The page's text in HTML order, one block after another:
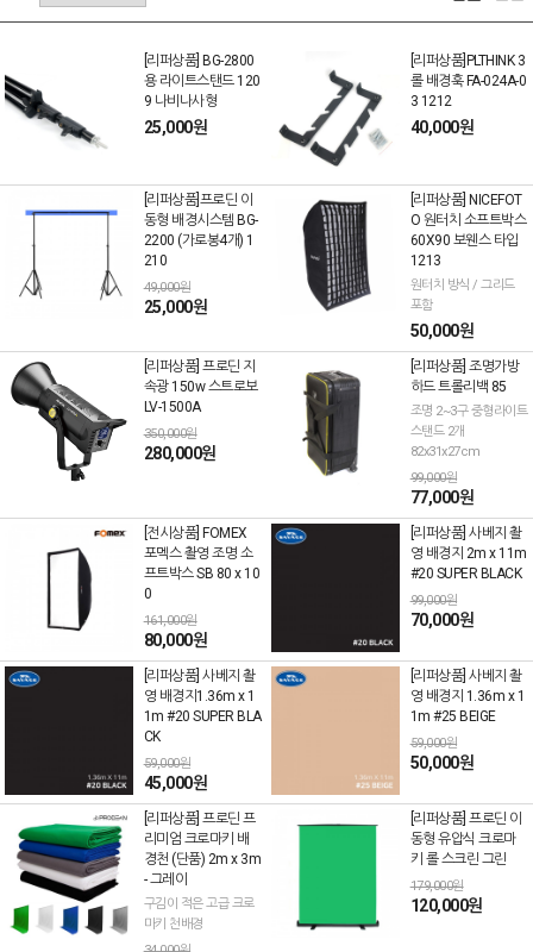
[리퍼상품] BG-2800
용 라이트스탠드 120
9 나비나사형
25,000원
[리퍼상품]PLTHINK 3
롤 배경훅 FA-024A-0
3 1212
40,000원
[리퍼상품]프로딘 이
동형 배경시스템 BG-
2200 (가로봉4개) 1
210
49,000원
25,000원
[리퍼상품] NICEFOT
O 원터치 소프트박스
60X90 보웬스 타입
1213
원터치 방식 / 그리드
포함
50,000원
[리퍼상품] 프로딘 지
속광 150w 스트로보
LV-1500A
350,000원
280,000원
[리퍼상품] 조명가방
하드 트롤리백 85
조명 2~3구 중형라이트
스탠드 2개
82x31x27cm
99,000원
77,000원
[전시상품] FOMEX
포멕스 촬영 조명 소
프트박스 SB 80 x 10
0
161,000원
80,000원
[리퍼상품] 사베지 촬
영 배경지 2m x 11m
#20 SUPER BLACK
99,000원
70,000원
[리퍼상품] 사베지 촬
영 배경지1.36m x 1
1m #20 SUPER BLA
CK
59,000원
45,000원
[리퍼상품] 사베지 촬
영 배경지 1.36m x 1
1m #25 BEIGE
59,000원
50,000원
[리퍼상품] 프로딘 프
리미엄 크로마키 배
경천 (단품) 2m x 3m
- 그레이
구김이 적은 고급 크로
마키 천배경
[리퍼상품] 프로딘 이
동형 유압식 크로마
키 롤 스크린 그린
179,000원
120,000원